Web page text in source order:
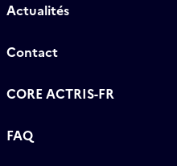
Actualités
Contact
CORE ACTRIS-FR
FAQ